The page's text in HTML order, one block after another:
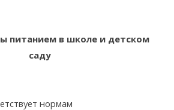
питанием в школе и детском
саду
нормам